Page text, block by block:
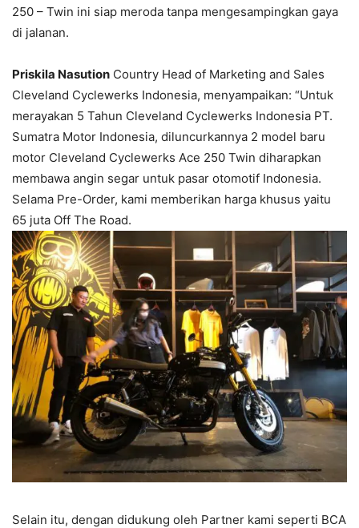
250 – Twin ini siap meroda tanpa mengesampingkan gaya
di jalanan.
Priskila Nasution Country Head of Marketing and Sales
Cleveland Cyclewerks Indonesia, menyampaikan: “Untuk
merayakan 5 Tahun Cleveland Cyclewerks Indonesia PT.
Sumatra Motor Indonesia, diluncurkannya 2 model baru
motor Cleveland Cyclewerks Ace 250 Twin diharapkan
membawa angin segar untuk pasar otomotif Indonesia.
Selama Pre-Order, kami memberikan harga khusus yaitu
65 juta Off The Road.
Selain itu, dengan didukung oleh Partner kami seperti BCA